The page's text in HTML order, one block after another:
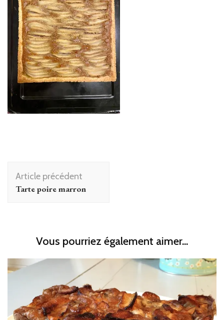
Navigation
d'article
Article précédent
Tarte poire marron
Vous pourriez également aimer...